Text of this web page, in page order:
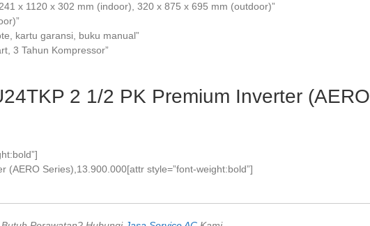
x 1120 x 302 mm (indoor), 320 x 875 x 695 mm (outdoor)”
kartu garansi, buku manual”
3 Tahun Kompressor”
2 1/2 PK Premium Inverter (AERO
Series),13.900.000[attr style=”font-weight:bold”]